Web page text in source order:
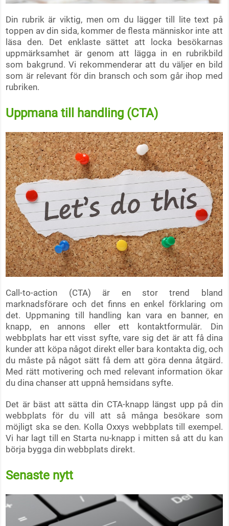
Din rubrik är viktig, men om du lägger till lite text på
toppen av din sida, kommer de flesta människor inte att
läsa den. Det enklaste sättet att locka besökarnas
uppmärksamhet är genom att lägga in en rubrikbild
som bakgrund. Vi rekommenderar att du väljer en bild
som är relevant för din bransch och som går ihop med
rubriken.
Uppmanа till handling (CTA)
Call-to-action (CTA) är en stor trend bland
marknadsförare och det finns en enkel förklaring om
det. Uppmaning till handling kan vara en banner, en
knapp, en annons eller ett kontaktformulär. Din
webbplats har ett visst syfte, vare sig det är att få dina
kunder att köpa något direkt eller bara kontakta dig, och
du måste på något sätt få dem att göra denna åtgärd.
Med rätt motivering och med relevant information ökar
du dina chanser att uppnå hemsidans syfte.
Det är bäst att sätta din CTA-knapp längst upp på din
webbplats för du vill att så många besökare som
möjligt ska se den. Kolla Oxxys webbplats till exempel.
Vi har lagt till en Starta nu-knapp i mitten så att du kan
börja bygga din webbplats direkt.
Senaste nytt